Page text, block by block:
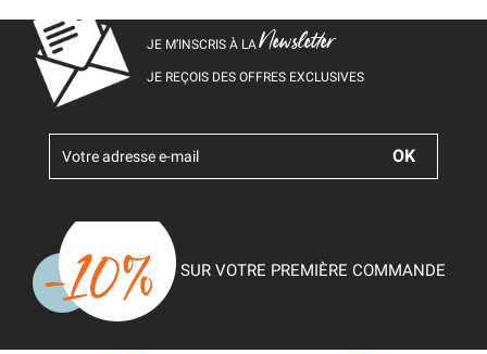
JE M’INSCRIS À LANewsletter
JE REÇOIS DES OFFRES EXCLUSIVES
SUR VOTRE PREMIÈRE COMMANDE